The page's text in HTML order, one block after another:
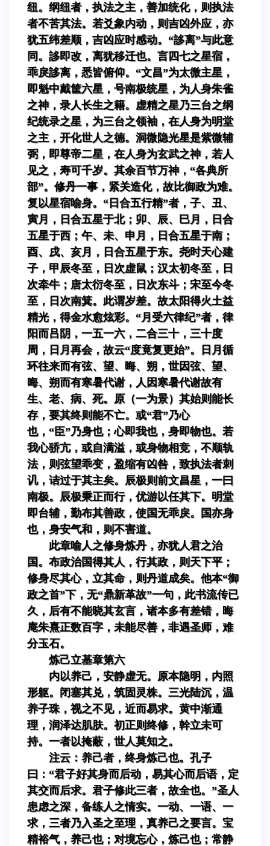
纽。纲纽者，执法之主，善加统化，则执法
者不苦其法。若爻象内动，则吉凶外应，亦
犹五纬差顺，吉凶应时感动。“誃离”与此意
同。誃即改，离犹移迁也。言四七之星宿，
乖戾誃离，悉皆俯仰。“文昌”为太微主星，
即魁中戴筐六星，号南极统星，为人身朱雀
之神，录人长生之籍。虚精之星乃三台之纲
纪统录之星，为三台之领袖，在人身为明堂
之主，开化世人之德。洞微隐光星是紫微辅
弼，即尊帝二星，在人身为玄武之神，若人
见之，寿可千岁。其余百节万神，“各典所
部”。修丹一事，紧关造化，故比御政为难。
复以星宿喻身。“日合五行精”者，子、丑、
寅月，日合五星于北；卯、辰、巳月，日合
五星于西；午、未、申月，日合五星于南；
酉、戌、亥月，日合五星于东。尧时天心建
子，甲辰冬至，日次虚鼠；汉太初冬至，日
次牵牛；唐太衍冬至，日次东斗；宋至今冬
至，日次南箕。此谓岁差。故太阳得火土益
精光，得金水愈炫彩。“月受六律纪”者，律
阳而吕阴，一五一六，二合三十，三十度
周，日月再会，故云“度竟复更始”。日月循
环往来而有弦、望、晦、朔，世因弦、望、
晦、朔而有寒暑代谢，人因寒暑代谢故有
生、老、病、死。原（一为景）其始则能长
存，要其终则能不亡。或“君”乃心
也，“臣”乃身也；心即我也，身即物也。若
我心骄亢，或自满溢，或身物相竞，不顺轨
法，则弦望乖变，盈缩有凶咎，致执法者刺
讥，诘过于其主矣。辰极则前文昌星，一曰
南极。辰极秉正而行，优游以任其下。明堂
即台辅，勤布其善政，使国无乖戾。国亦身
也，身安气和，则不害道。
此章喻人之修身炼丹，亦犹人君之治
国。布政治国得其人，行其政，则天下平；
修身尽其心，立其命，则丹道成矣。他本“御
政之首”下，无“鼎新革故”一句，此书流传已
久，后有不能晓其玄言，诸本多有差错，晦
庵朱熹正数百字，未能尽善，非遇圣师，难
分玉石。
炼己立基章第六
内以养己，安静虚无。原本隐明，内照
形躯。闭塞其兑，筑固灵株。三光陆沉，温
养子珠，视之不见，近而易求。黄中渐通
理，润泽达肌肤。初正则终修，幹立未可
持。一者以掩蔽，世人莫知之。
注云：养己者，终身炼己也。孔子
曰：“君子好其身而后动，易其心而后语，定
其交而后求。君子修此三者，故全也。”圣人
患虑之深，备练人之情实。一动、一语、一
求，三者乃入圣之至理，真养己之要言。宝
精裕气，养己也；对境忘心，炼己也；常静